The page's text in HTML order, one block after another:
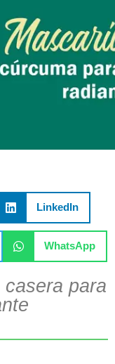
LinkedIn
WhatsApp
para